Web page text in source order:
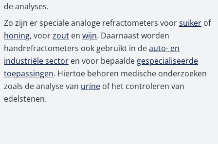
de analyses.
Zo zijn er speciale analoge refractometers voorsuiker of
honing, voorzout en wijn. Daarnaast worden
handrefractometers ook gebruikt in deauto- en
industriële sector en voor bepaalde gespecialiseerde
toepassingen. Hiertoe behoren medische onderzoeken
zoals de analyse van urine of het controleren van
edelstenen.